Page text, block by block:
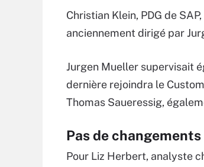
Christian Klein, PDG de
anciennement dirigé par
Jurgen Mueller supervisait
dernière rejoindra le
Thomas Saueressig,
Pas de
Pour Liz Herbert, analyste